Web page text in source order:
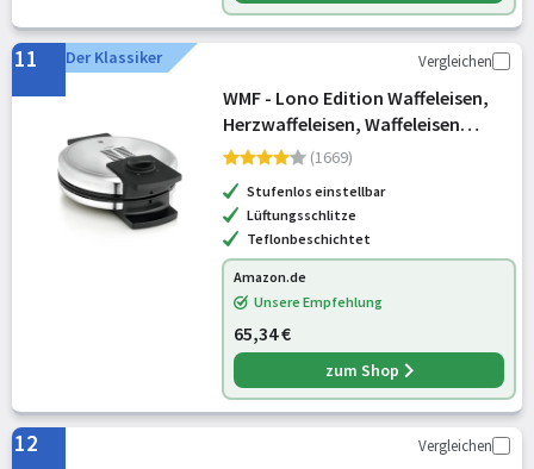
11 Der Klassiker Vergleichen
WMF - Lono Edition Waffeleisen,
Herzwaffeleisen, Waffeleisen
Herzform, stufenlos einstellbarer
matt
(1669)
Stufenlos einstellbar
Lüftungsschlitze
Teflonbeschichtet
Amazon.de
Unsere Empfehlung
65,34 €
zum Shop
12 Vergleichen